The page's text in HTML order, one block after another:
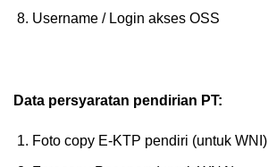
Username / Login akses OSS
Data persyaratan pendirian PT:
Foto copy E-KTP pendiri (untuk WNI)